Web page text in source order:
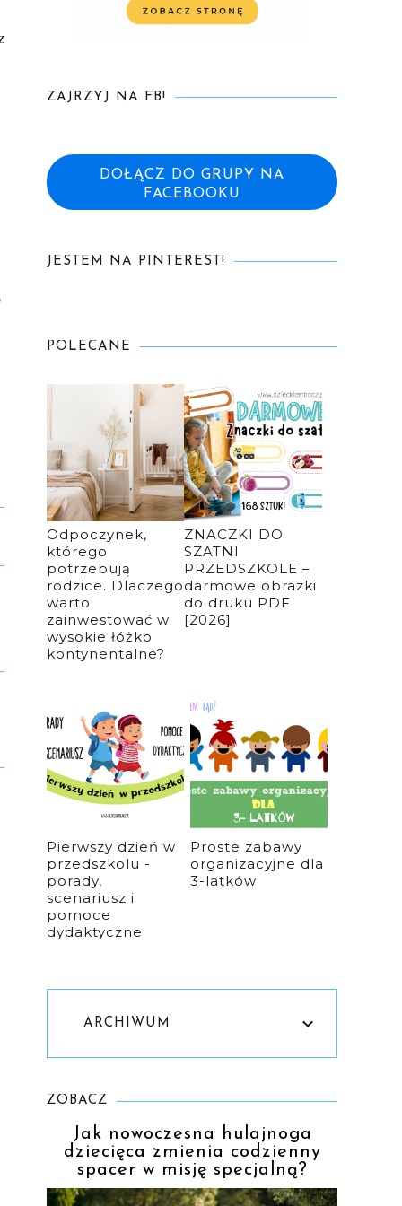
ZAJRZYJ NA FB!
DOŁĄCZ DO GRUPY NA
FACEBOOKU
JESTEM NA PINTEREST!
POLECANE
Odpoczynek,
którego
potrzebują
rodzice. Dlaczego
warto
zainwestować w
wysokie łóżko
kontynentalne?
ZNACZKI DO
SZATNI
PRZEDSZKOLE –
darmowe obrazki
do druku PDF
[2026]
Pierwszy dzień w
przedszkolu -
porady,
scenariusz i
pomoce
dydaktyczne
Proste zabawy
organizacyjne dla
3-latków
ARCHIWUM
ZOBACZ
Jak nowoczesna hulajnoga
dziecięca zmienia codzienny
spacer w misję specjalną?